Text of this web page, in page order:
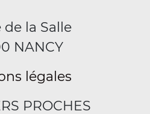
de la Salle
NANCY
légales
PROCHES